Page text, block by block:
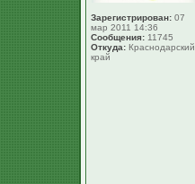
Зарегистрирован: 07
мар 2011 14:36
Сообщения: 11745
Откуда: Краснодарский
край